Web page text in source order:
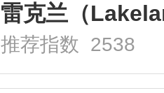
推荐指数 2538